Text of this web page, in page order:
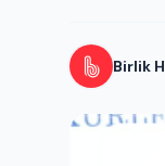
Birlik